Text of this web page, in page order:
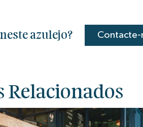
azulejo? Contacte-
Relacionados